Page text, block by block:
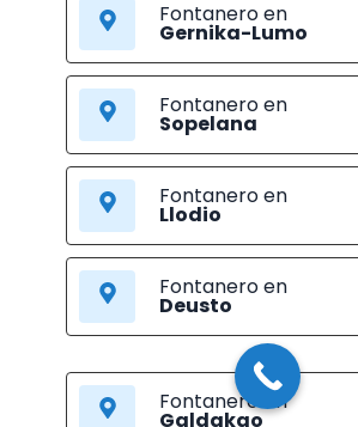
Fontanero en
Gernika-Lumo
Fontanero en
Sopelana
Fontanero en
Llodio
Fontanero en
Deusto
Fontanero en
Galdakao